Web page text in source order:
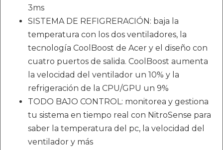
3ms
SISTEMA DE REFIGRERACIÓN: baja la
temperatura con los dos ventiladores, la
tecnología CoolBoost de Acer y el diseño con
cuatro puertos de salida. CoolBoost aumenta
la velocidad del ventilador un 10% y la
refrigeración de la CPU/GPU un 9%
TODO BAJO CONTROL: monitorea y gestiona
tu sistema en tiempo real con NitroSense para
saber la temperatura del pc, la velocidad del
ventilador y más